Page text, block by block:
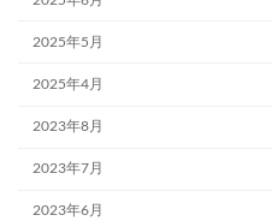
2025年5月
2025年4月
2023年8月
2023年7月
2023年6月